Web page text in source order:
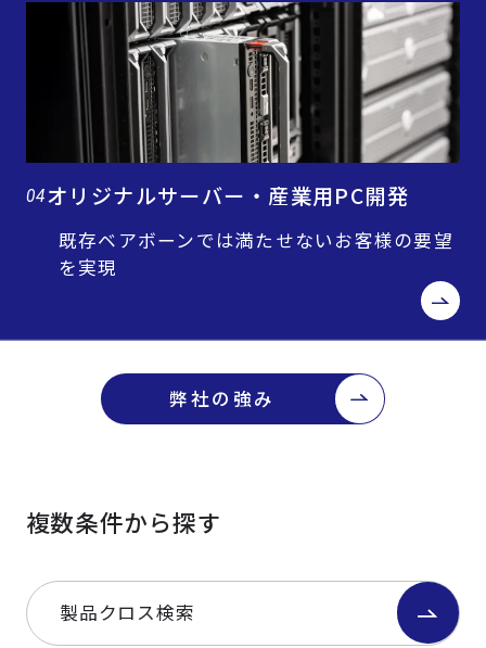
04オリジナルサーバー・産業用PC開発
既存ベアボーンでは満たせないお客様の要望
を実現
弊社の強み
複数条件から探す
製品クロス検索